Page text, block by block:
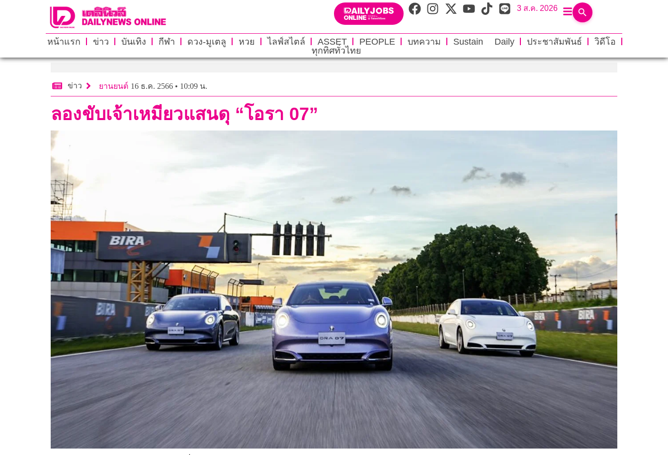
3 ส.ค. 2026
หน้าแรก ข่าว บันเทิง กีฬา ดวง-มูเตลู หวย ไลฟ์สไตล์ ASSET PEOPLE บทความ Sustain Daily ประชาสัมพันธ์
วิดีโอ
ทุกทิศทั่วไทย
ข่าว ยานยนต์ 16 ธ.ค. 2566 • 10:09 น.
ลองขับเจ้าเหมียวแสนดุ “โอรา 07”